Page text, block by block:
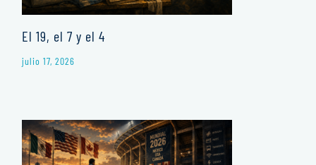
El 19, el 7 y el 4
julio 17, 2026